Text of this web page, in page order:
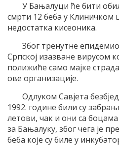
У Бањалуци ће бити
смрти 12 беба у Клиничком
недостатка кисеоника.
Због тренутне
Српској изазване вирусом
полижиће само мајке
ове организације.
Одлуком Савјета
1992. године били су
летови, чак и они са
за Бањалуку, због чега је
беба које су биле у